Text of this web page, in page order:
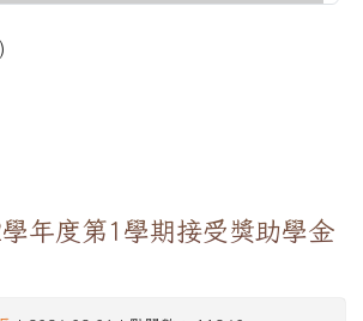
年度第1學期接受獎助學金